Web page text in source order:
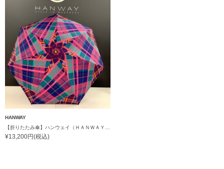
HANWAY
¥13,200円(税込)